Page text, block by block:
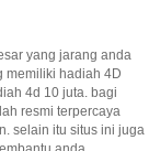
yang jarang anda
memiliki hadiah 4D
4d 10 juta. bagi
resmi terpercaya
selain itu situs ini juga